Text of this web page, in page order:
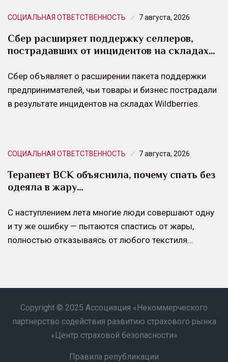
СОЦИАЛЬНАЯ ОТВЕТСТВЕННОСТЬ 7 августа, 2026
Сбер расширяет поддержку селлеров,
пострадавших от инцидентов на складах…
Сбер объявляет о расширении пакета поддержки
предпринимателей, чьи товары и бизнес пострадали
в результате инцидентов на складах Wildberries.
СОЦИАЛЬНАЯ ОТВЕТСТВЕННОСТЬ 7 августа, 2026
Терапевт ВСК объяснила, почему спать без
одеяла в жару…
С наступлением лета многие люди совершают одну
и ту же ошибку — пытаются спастись от жары,
полностью отказываясь от любого текстиля…
Copyright © 2025 Ассоциация «Некоммерческого
партнерство содействия развитию страхового рынка
«Центр страховой безопасности»
Правила републикации